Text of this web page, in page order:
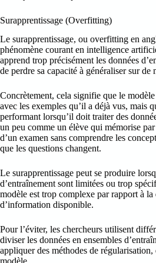
Surapprentissage (Overfitting)
Le surapprentissage, ou overfitting en
phénomène courant en intelligence
apprend trop précisément les données
de perdre sa capacité à généraliser sur de
Concrètement, cela signifie que le
avec les exemples qu’il a déjà vus, mais
performant lorsqu’il doit traiter des
un peu comme un élève qui mémorise
d’un examen sans comprendre les
que les questions changent.
Le surapprentissage peut se produire
d’entraînement sont limitées ou trop
modèle est trop complexe par rapport à la
d’information disponible.
Pour l’éviter, les chercheurs utilisent
diviser les données en ensembles
appliquer des méthodes de